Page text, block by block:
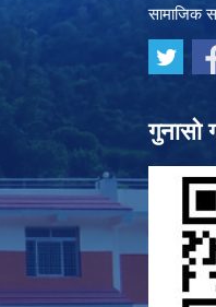
सामाजिक
गुनासो